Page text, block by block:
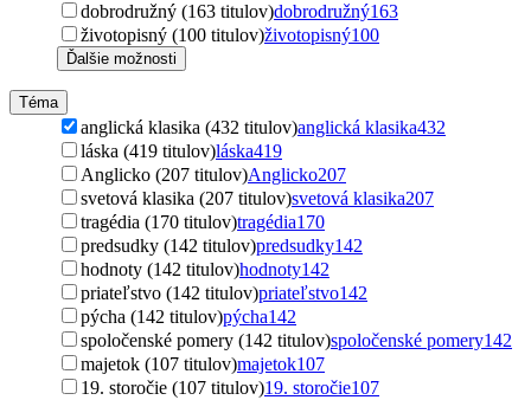
dobrodružný (163 titulov)dobrodružný163
životopisný (100 titulov)životopisný100
Ďalšie možnosti
Téma
anglická klasika (432 titulov)anglická klasika432
láska (419 titulov)láska419
Anglicko (207 titulov)Anglicko207
svetová klasika (207 titulov)svetová klasika207
tragédia (170 titulov)tragédia170
predsudky (142 titulov)predsudky142
hodnoty (142 titulov)hodnoty142
priateľstvo (142 titulov)priateľstvo142
pýcha (142 titulov)pýcha142
spoločenské pomery (142 titulov)spoločenské pomery142
majetok (107 titulov)majetok107
19. storočie (107 titulov)19. storočie107